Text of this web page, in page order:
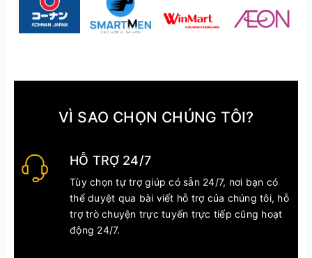
VÌ SAO CHỌN CHÚNG TÔI?
HỖ TRỢ 24/7
Tùy chọn tự trợ giúp có sẵn 24/7, nơi bạn có
thể duyệt qua bài viết hỗ trợ của chúng tôi, hỗ
trợ trò chuyện trực tuyến trực tiếp cũng hoạt
động 24/7.